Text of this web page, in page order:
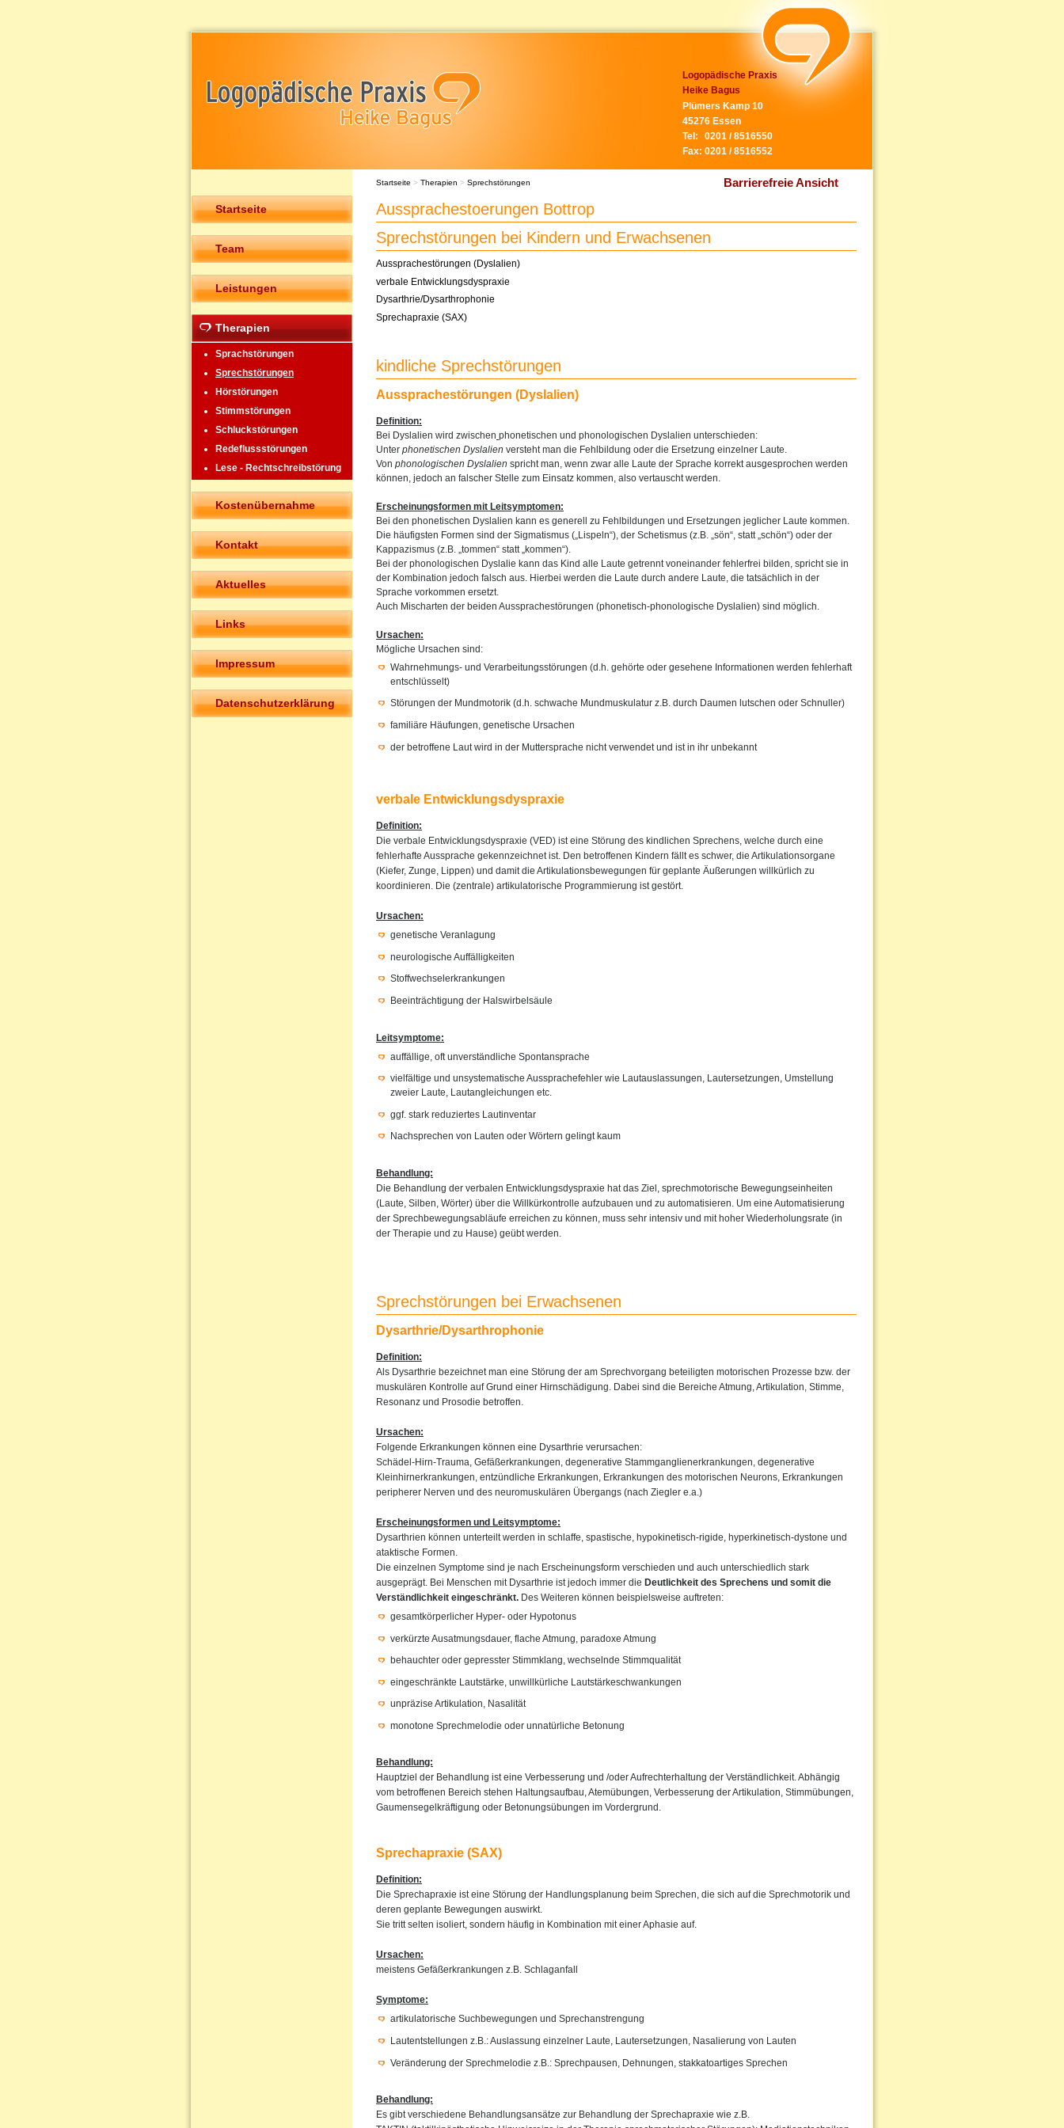
Logopädische Praxis
Heike Bagus
Plümers Kamp 10
45276 Essen
Tel:
0201 / 8516550
Fax: 0201 / 8516552
Barrierefreie Ansicht
Startseite
Team
Leistungen
Therapien
Sprachstörungen
Sprechstörungen
Hörstörungen
Stimmstörungen
Schluckstörungen
Redeflussstörungen
Lese - Rechtschreibstörung
Kostenübernahme
Kontakt
Aktuelles
Links
Impressum
Datenschutzerklärung
Startseite > Therapien > Sprechstörungen
Aussprachestoerungen Bottrop
Sprechstörungen bei Kindern und Erwachsenen
Aussprachestörungen (Dyslalien)
verbale Entwicklungsdyspraxie
Dysarthrie/Dysarthrophonie
Sprechapraxie (SAX)
kindliche Sprechstörungen
Aussprachestörungen (Dyslalien)
Definition:
Bei Dyslalien wird zwischen phonetischen und phonologischen Dyslalien unterschieden:
Unter phonetischen Dyslalien versteht man die Fehlbildung oder die Ersetzung einzelner Laute.
Von phonologischen Dyslalien spricht man, wenn zwar alle Laute der Sprache korrekt ausgesprochen werden
können, jedoch an falscher Stelle zum Einsatz kommen, also vertauscht werden.
Erscheinungsformen mit Leitsymptomen:
Bei den phonetischen Dyslalien kann es generell zu Fehlbildungen und Ersetzungen jeglicher Laute kommen.
Die häufigsten Formen sind der Sigmatismus („Lispeln“), der Schetismus (z.B. „sön“, statt „schön“) oder der
Kappazismus (z.B. „tommen“ statt „kommen“).
Bei der phonologischen Dyslalie kann das Kind alle Laute getrennt voneinander fehlerfrei bilden, spricht sie in
der Kombination jedoch falsch aus. Hierbei werden die Laute durch andere Laute, die tatsächlich in der
Sprache vorkommen ersetzt.
Auch Mischarten der beiden Aussprachestörungen (phonetisch-phonologische Dyslalien) sind möglich.
Ursachen:
Mögliche Ursachen sind:
Wahrnehmungs- und Verarbeitungsstörungen (d.h. gehörte oder gesehene Informationen werden fehlerhaft
entschlüsselt)
Störungen der Mundmotorik (d.h. schwache Mundmuskulatur z.B. durch Daumen lutschen oder Schnuller)
familiäre Häufungen, genetische Ursachen
der betroffene Laut wird in der Muttersprache nicht verwendet und ist in ihr unbekannt
verbale Entwicklungsdyspraxie
Definition:
Die verbale Entwicklungsdyspraxie (VED) ist eine Störung des kindlichen Sprechens, welche durch eine
fehlerhafte Aussprache gekennzeichnet ist. Den betroffenen Kindern fällt es schwer, die Artikulationsorgane
(Kiefer, Zunge, Lippen) und damit die Artikulationsbewegungen für geplante Äußerungen willkürlich zu
koordinieren. Die (zentrale) artikulatorische Programmierung ist gestört.
Ursachen:
genetische Veranlagung
neurologische Auffälligkeiten
Stoffwechselerkrankungen
Beeinträchtigung der Halswirbelsäule
Leitsymptome:
auffällige, oft unverständliche Spontansprache
vielfältige und unsystematische Aussprachefehler wie Lautauslassungen, Lautersetzungen, Umstellung
zweier Laute, Lautangleichungen etc.
ggf. stark reduziertes Lautinventar
Nachsprechen von Lauten oder Wörtern gelingt kaum
Behandlung:
Die Behandlung der verbalen Entwicklungsdyspraxie hat das Ziel, sprechmotorische Bewegungseinheiten
(Laute, Silben, Wörter) über die Willkürkontrolle aufzubauen und zu automatisieren. Um eine Automatisierung
der Sprechbewegungsabläufe erreichen zu können, muss sehr intensiv und mit hoher Wiederholungsrate (in
der Therapie und zu Hause) geübt werden.
Sprechstörungen bei Erwachsenen
Dysarthrie/Dysarthrophonie
Definition:
Als Dysarthrie bezeichnet man eine Störung der am Sprechvorgang beteiligten motorischen Prozesse bzw. der
muskulären Kontrolle auf Grund einer Hirnschädigung. Dabei sind die Bereiche Atmung, Artikulation, Stimme,
Resonanz und Prosodie betroffen.
Ursachen:
Folgende Erkrankungen können eine Dysarthrie verursachen:
Schädel-Hirn-Trauma, Gefäßerkrankungen, degenerative Stammganglienerkrankungen, degenerative
Kleinhirnerkrankungen, entzündliche Erkrankungen, Erkrankungen des motorischen Neurons, Erkrankungen
peripherer Nerven und des neuromuskulären Übergangs (nach Ziegler e.a.)
Erscheinungsformen und Leitsymptome:
Dysarthrien können unterteilt werden in schlaffe, spastische, hypokinetisch-rigide, hyperkinetisch-dystone und
ataktische Formen.
Die einzelnen Symptome sind je nach Erscheinungsform verschieden und auch unterschiedlich stark
ausgeprägt. Bei Menschen mit Dysarthrie ist jedoch immer die Deutlichkeit des Sprechens und somit die
Verständlichkeit eingeschränkt. Des Weiteren können beispielsweise auftreten:
gesamtkörperlicher Hyper- oder Hypotonus
verkürzte Ausatmungsdauer, flache Atmung, paradoxe Atmung
behauchter oder gepresster Stimmklang, wechselnde Stimmqualität
eingeschränkte Lautstärke, unwillkürliche Lautstärkeschwankungen
unpräzise Artikulation, Nasalität
monotone Sprechmelodie oder unnatürliche Betonung
Behandlung:
Hauptziel der Behandlung ist eine Verbesserung und /oder Aufrechterhaltung der Verständlichkeit. Abhängig
vom betroffenen Bereich stehen Haltungsaufbau, Atemübungen, Verbesserung der Artikulation, Stimmübungen,
Gaumensegelkräftigung oder Betonungsübungen im Vordergrund.
Sprechapraxie (SAX)
Definition:
Die Sprechapraxie ist eine Störung der Handlungsplanung beim Sprechen, die sich auf die Sprechmotorik und
deren geplante Bewegungen auswirkt.
Sie tritt selten isoliert, sondern häufig in Kombination mit einer Aphasie auf.
Ursachen:
meistens Gefäßerkrankungen z.B. Schlaganfall
Symptome:
artikulatorische Suchbewegungen und Sprechanstrengung
Lautentstellungen z.B.: Auslassung einzelner Laute, Lautersetzungen, Nasalierung von Lauten
Veränderung der Sprechmelodie z.B.: Sprechpausen, Dehnungen, stakkatoartiges Sprechen
Behandlung:
Es gibt verschiedene Behandlungsansätze zur Behandlung der Sprechapraxie wie z.B.